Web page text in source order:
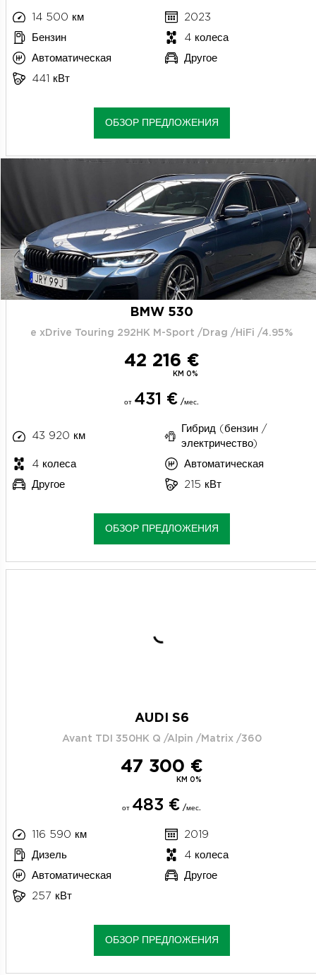
14 500 км
2023
Бензин
4 колеса
Автоматическая
Другое
441 кВт
ОБЗОР ПРЕДЛОЖЕНИЯ
BMW 530
e xDrive Touring 292HK M-Sport /Drag /HiFi /4.95%
42 216 €
KM 0%
от 431 € /мес.
43 920 км
Гибрид (бензин /
электричество)
4 колеса
Автоматическая
Другое
215 кВт
ОБЗОР ПРЕДЛОЖЕНИЯ
AUDI S6
Avant TDI 350HK Q /Alpin /Matrix /360
47 300 €
KM 0%
от 483 € /мес.
116 590 км
2019
Дизель
4 колеса
Автоматическая
Другое
257 кВт
ОБЗОР ПРЕДЛОЖЕНИЯ